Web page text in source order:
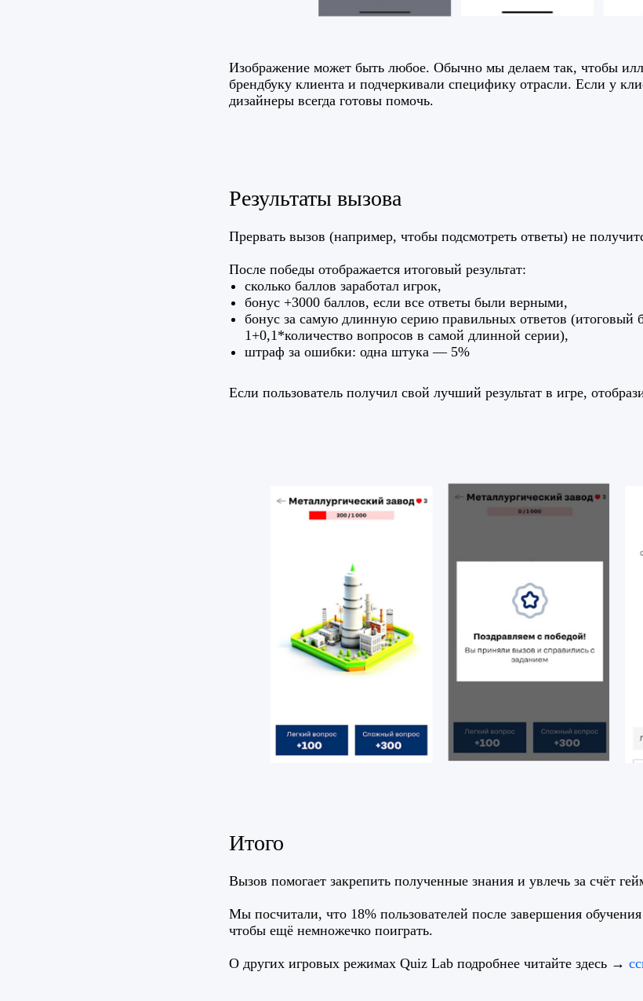
Изображение может быть любое. Обычно мы делаем так, чтобы
брендбуку клиента и подчеркивали специфику отрасли. Если у
дизайнеры всегда готовы помочь.
Результаты вызова
Прервать вызов (например, чтобы подсмотреть ответы) не
После победы отображается итоговый результат:
сколько баллов заработал игрок,
бонус +3000 баллов, если все ответы были верными,
бонус за самую длинную серию правильных ответов (итоговый
1+0,1*количество вопросов в самой длинной серии),
штраф за ошибки: одна штука — 5%
Если пользователь получил свой лучший результат в игре,
Итого
Вызов помогает закрепить полученные знания и увлечь за счёт
Мы посчитали, что 18% пользователей после завершения
чтобы ещё немножечко поиграть.
О других игровых режимах Quiz Lab подробнее читайте здесь →